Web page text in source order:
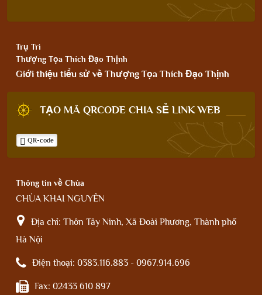
Trụ Trì
Thượng Tọa Thích Đạo Thịnh
Giới thiệu tiểu sử về Thượng Tọa Thích Đạo Thịnh
TẠO MÃ QRCODE CHIA SẺ LINK WEB
QR-code
Thông tin về Chùa
CHÙA KHAI NGUYÊN
Địa chỉ: Thôn Tây Ninh, Xã Đoài Phương, Thành phố
Hà Nội
Điện thoại: 0383.116.883 - 0967.914.696
Fax: 02433 610 897